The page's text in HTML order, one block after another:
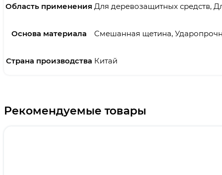
Область применения Для деревозащитных средств,
Основа материала Смешанная щетина,
Страна производства Китай
Рекомендуемые товары